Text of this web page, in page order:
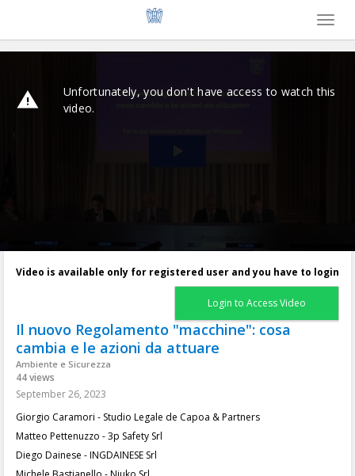
Toggle
Video is available only for registered user and you have to login
Login to Access Video
Il nuovo Regolamento "macchine": cosa
cambia e le azioni da attuare
Ambiente e Sicurezza
44 views
September 26, 2023
Giorgio Caramori - Studio Legale de Capoa & Partners
Matteo Pettenuzzo - 3p Safety Srl
Diego Dainese - INGDAINESE Srl